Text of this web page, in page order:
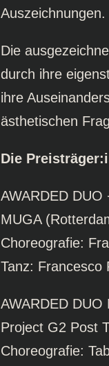
Auszeichnungen.
Die
durch ihre
ihre
ästhetischen
Die
AWARDED DUO
MUGA
Choreografie:
Tanz: Francesco
AWARDED DUO
Project G2 Post
Choreografie: